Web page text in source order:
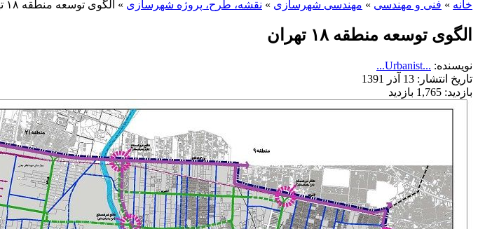
خانه » فنی و مهندسی » مهندسی شهرسازی » نقشه، طرح، پروژه شهرسازی » الگوی توسعه منطقه ۱۸ تهران
الگوی توسعه منطقه ۱۸ تهران
نویسنده: ...Urbanist...
تاریخ انتشار: 13 آذر 1391
بازدید: 1,765 بازدید